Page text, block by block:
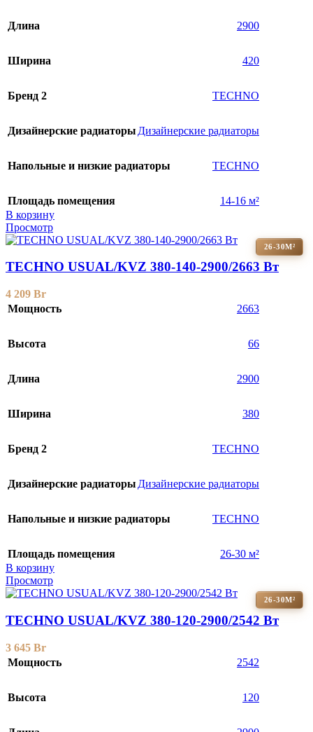
Длина 2900
Ширина 420
Бренд 2 TECHNO
Дизайнерские радиаторы Дизайнерские радиаторы
Напольные и низкие радиаторы TECHNO
Площадь помещения
14-16 м²
В корзину
Просмотр
26-30М²
TECHNO USUAL/KVZ 380-140-2900/2663 Вт
4 209 Br
Мощность
2663
Высота 66
Длина 2900
Ширина 380
Бренд 2 TECHNO
Дизайнерские радиаторы Дизайнерские радиаторы
Напольные и низкие радиаторы TECHNO
Площадь помещения
26-30 м²
В корзину
Просмотр
26-30М²
TECHNO USUAL/KVZ 380-120-2900/2542 Вт
3 645 Br
Мощность
2542
Высота 120